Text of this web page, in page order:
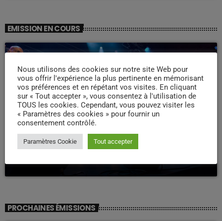
EMISSION EN COURS
Week end Compas Familly
PROCHAINES ÉMISSIONS
Nous utilisons des cookies sur notre site Web pour
vous offrir l'expérience la plus pertinente en mémorisant
vos préférences et en répétant vos visites. En cliquant
sur « Tout accepter », vous consentez à l'utilisation de
TOUS les cookies. Cependant, vous pouvez visiter les
« Paramètres des cookies » pour fournir un
consentement contrôlé.
Paramètres Cookie Tout accepter